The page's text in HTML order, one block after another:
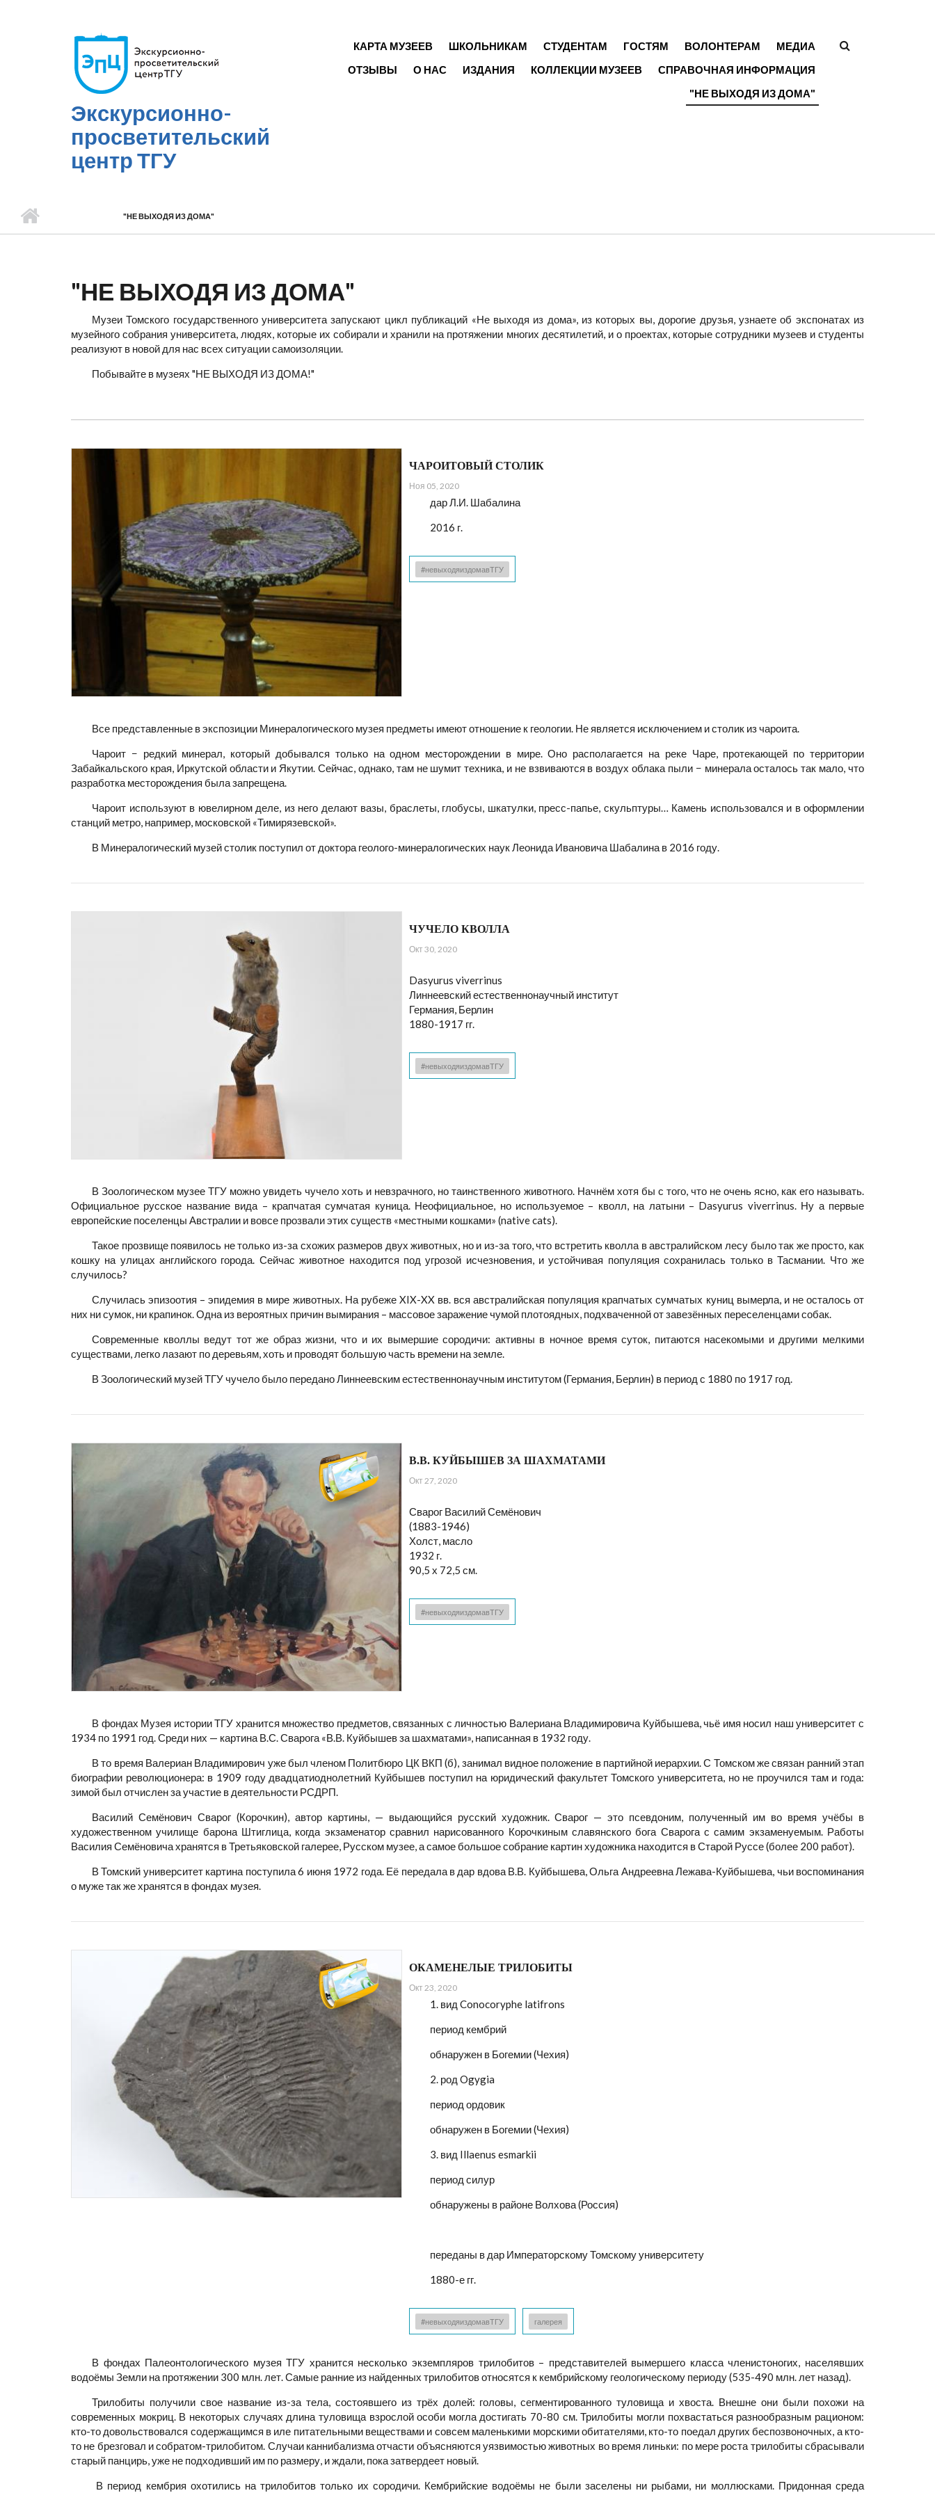
Экскурсионно-
просветительский
центр ТГУ
ФОРМА
ГЛАВНОЕ МЕНЮ
КАРТА МУЗЕЕВ ШКОЛЬНИКАМ СТУДЕНТАМ ГОСТЯМ ВОЛОНТЕРАМ
МЕДИА
ОТЗЫВЫ
О НАС ИЗДАНИЯ КОЛЛЕКЦИИ МУЗЕЕВ
СПРАВОЧНАЯ ИНФОРМАЦИЯ
"НЕ ВЫХОДЯ ИЗ ДОМА"
"НЕ ВЫХОДЯ ИЗ ДОМА"
"НЕ ВЫХОДЯ ИЗ ДОМА"
Музеи Томского государственного университета запускают цикл публикаций «Не выходя из дома», из которых вы, дорогие друзья, узнаете об экспонатах из
музейного собрания университета, людях, которые их собирали и хранили на протяжении многих десятилетий, и о проектах, которые сотрудники музеев и студенты
реализуют в новой для нас всех ситуации самоизоляции.
Побывайте в музеях "НЕ ВЫХОДЯ ИЗ ДОМА!"
ЧАРОИТОВЫЙ СТОЛИК
Ноя 05, 2020
дар Л.И. Шабалина
2016 г.
#невыходяиздомавТГУ
Все представленные в экспозиции Минералогического музея предметы имеют отношение к геологии. Не является исключением и столик из чароита.
Чароит − редкий минерал, который добывался только на одном месторождении в мире. Оно располагается на реке Чаре, протекающей по территории
Забайкальского края, Иркутской области и Якутии. Сейчас, однако, там не шумит техника, и не взвиваются в воздух облака пыли − минерала осталось так мало, что
разработка месторождения была запрещена.
Чароит используют в ювелирном деле, из него делают вазы, браслеты, глобусы, шкатулки, пресс-папье, скульптуры… Камень использовался и в оформлении
станций метро, например, московской «Тимирязевской».
В Минералогический музей столик поступил от доктора геолого-минералогических наук Леонида Ивановича Шабалина в 2016 году.
ЧУЧЕЛО КВОЛЛА
Окт 30, 2020
Dasyurus viverrinus
Линнеевский естественнонаучный институт
Германия, Берлин
1880-1917 гг.
#невыходяиздомавТГУ
В Зоологическом музее ТГУ можно увидеть чучело хоть и невзрачного, но таинственного животного. Начнём хотя бы с того, что не очень ясно, как его называть.
Официальное русское название вида – крапчатая сумчатая куница. Неофициальное, но используемое – кволл, на латыни – Dasyurus viverrinus. Ну а первые
европейские поселенцы Австралии и вовсе прозвали этих существ «местными кошками» (native cats).
Такое прозвище появилось не только из-за схожих размеров двух животных, но и из-за того, что встретить кволла в австралийском лесу было так же просто, как
кошку на улицах английского города. Сейчас животное находится под угрозой исчезновения, и устойчивая популяция сохранилась только в Тасмании. Что же
случилось?
Случилась эпизоотия – эпидемия в мире животных. На рубеже XIX-XX вв. вся австралийская популяция крапчатых сумчатых куниц вымерла, и не осталось от
них ни сумок, ни крапинок. Одна из вероятных причин вымирания – массовое заражение чумой плотоядных, подхваченной от завезённых переселенцами собак.
Современные кволлы ведут тот же образ жизни, что и их вымершие сородичи: активны в ночное время суток, питаются насекомыми и другими мелкими
существами, легко лазают по деревьям, хоть и проводят большую часть времени на земле.
В Зоологический музей ТГУ чучело было передано Линнеевским естественнонаучным институтом (Германия, Берлин) в период с 1880 по 1917 год.
В.В. КУЙБЫШЕВ ЗА ШАХМАТАМИ
Окт 27, 2020
Сварог Василий Семёнович
(1883-1946)
Холст, масло
1932 г.
90,5 х 72,5 см.
#невыходяиздомавТГУ
В фондах Музея истории ТГУ хранится множество предметов, связанных с личностью Валериана Владимировича Куйбышева, чьё имя носил наш университет с
1934 по 1991 год. Среди них — картина В.С. Сварога «В.В. Куйбышев за шахматами», написанная в 1932 году.
В то время Валериан Владимирович уже был членом Политбюро ЦК ВКП (б), занимал видное положение в партийной иерархии. С Томском же связан ранний этап
биографии революционера: в 1909 году двадцатиоднолетний Куйбышев поступил на юридический факультет Томского университета, но не проучился там и года:
зимой был отчислен за участие в деятельности РСДРП.
Василий Семёнович Сварог (Корочкин), автор картины, — выдающийся русский художник. Сварог — это псевдоним, полученный им во время учёбы в
художественном училище барона Штиглица, когда экзаменатор сравнил нарисованного Корочкиным славянского бога Сварога с самим экзаменуемым. Работы
Василия Семёновича хранятся в Третьяковской галерее, Русском музее, а самое большое собрание картин художника находится в Старой Руссе (более 200 работ).
В Томский университет картина поступила 6 июня 1972 года. Её передала в дар вдова В.В. Куйбышева, Ольга Андреевна Лежава-Куйбышева, чьи воспоминания
о муже так же хранятся в фондах музея.
ОКАМЕНЕЛЫЕ ТРИЛОБИТЫ
Окт 23, 2020
1. вид Conocoryphe latifrons
период кембрий
обнаружен в Богемии (Чехия)
2. род Ogygia
период ордовик
обнаружен в Богемии (Чехия)
3. вид Illaenus esmarkii
период силур
обнаружены в районе Волхова (Россия)
переданы в дар Императорскому Томскому университету
1880-е гг.
#невыходяиздомавТГУ галерея
В фондах Палеонтологического музея ТГУ хранится несколько экземпляров трилобитов – представителей вымершего класса членистоногих, населявших
водоёмы Земли на протяжении 300 млн. лет. Самые ранние из найденных трилобитов относятся к кембрийскому геологическому периоду (535-490 млн. лет назад).
Трилобиты получили свое название из-за тела, состоявшего из трёх долей: головы, сегментированного туловища и хвоста. Внешне они были похожи на
современных мокриц. В некоторых случаях длина туловища взрослой особи могла достигать 70-80 см. Трилобиты могли похвастаться разнообразным рационом:
кто-то довольствовался содержащимся в иле питательными веществами и совсем маленькими морскими обитателями, кто-то поедал других беспозвоночных, а кто-
то не брезговал и собратом-трилобитом. Случаи каннибализма отчасти объясняются уязвимостью животных во время линьки: по мере роста трилобиты сбрасывали
старый панцирь, уже не подходивший им по размеру, и ждали, пока затвердеет новый.
В период кембрия охотились на трилобитов только их сородичи. Кембрийские водоёмы не были заселены ни рыбами, ни моллюсками. Придонная среда